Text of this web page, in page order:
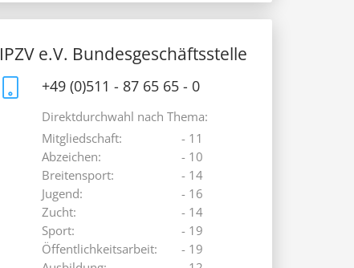
IPZV e.V. Bundesgeschäftsstelle
+49 (0)511 - 87 65 65 - 0
Direktdurchwahl nach Thema:
Mitgliedschaft:
Abzeichen:
Breitensport:
Jugend:
Zucht:
Sport:
Öffentlichkeitsarbeit:
- 11
- 10
- 14
- 16
- 14
- 19
- 19